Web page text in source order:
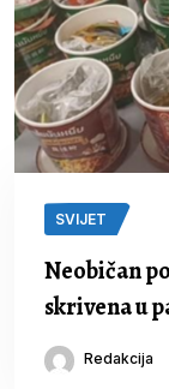
SVIJET
Neobičan
skrivena u
Redakcija